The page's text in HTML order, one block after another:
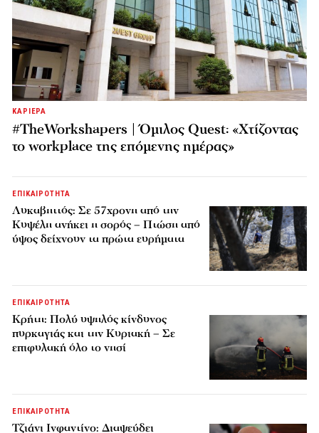
ΚΑΡΙΕΡΑ
#TheWorkshapers | Όμιλος Quest: «Χτίζοντας
το workplace της επόμενης ημέρας»
ΕΠΙΚΑΙΡΟΤΗΤΑ
Λυκαβηττός: Σε 57χρονη από την
Κυψέλη ανήκει η σορός – Πτώση από
ύψος δείχνουν τα πρώτα ευρήματα
ΕΠΙΚΑΙΡΟΤΗΤΑ
Κρήτη: Πολύ υψηλός κίνδυνος
πυρκαγιάς και την Κυριακή – Σε
επιφυλακή όλο το νησί
ΕΠΙΚΑΙΡΟΤΗΤΑ
Τζιάνι Ινφαντίνο: Διαψεύδει